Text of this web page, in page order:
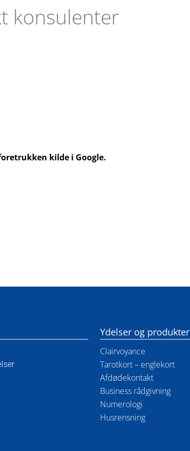
konsulenter
kilde i Google.
Ydelser og produkter
Clairvoyance
Tarotkort – englekort
Afdødekontakt​
Business rådgivning
Numerologi
Husrensning